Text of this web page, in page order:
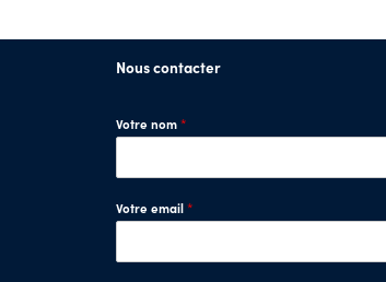
Nous contacter
Votre nom *
Votre email *